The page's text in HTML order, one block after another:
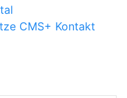
CMS+ Kontakt